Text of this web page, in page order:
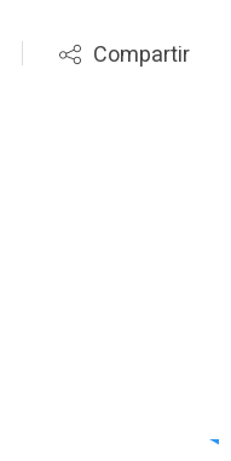
Compartir